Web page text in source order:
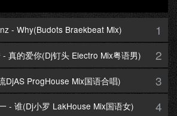
- Why(Budots Braekbeat Mix) 1
- 真的爱你(Dj钉头 Electro Mix粤语男) 2
DjAS ProgHouse Mix国语合唱) 3
- 谁(Dj小罗 LakHouse Mix国语女) 4